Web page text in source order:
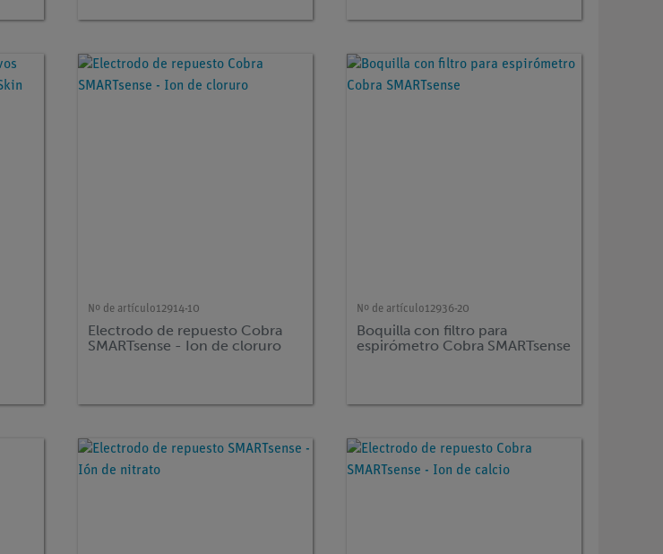
Nº de artículo12914-10
Electrodo de repuesto Cobra
SMARTsense - Ion de cloruro
Nº de artículo12936-20
Boquilla con filtro para
espirómetro Cobra SMARTsense